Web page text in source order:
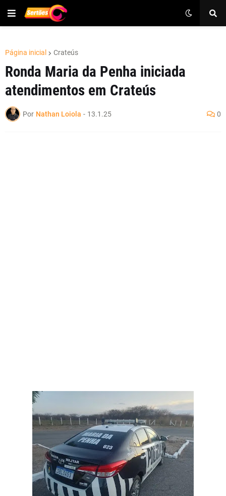
Página inicial Crateús
Ronda Maria da Penha iniciada
atendimentos em Crateús
Por Nathan Loiola - 13.1.25 0